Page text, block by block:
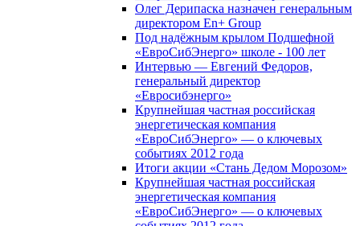
Олег Дерипаска назначен генеральным
директором En+ Group
Под надёжным крылом Подшефной
«ЕвроСибЭнерго» школе - 100 лет
Интервью — Евгений Федоров,
генеральный директор
«Евросибэнерго»
Крупнейшая частная российская
энергетическая компания
«ЕвроСибЭнерго» — о ключевых
событиях 2012 года
Итоги акции «Стань Дедом Морозом»
Крупнейшая частная российская
энергетическая компания
«ЕвроСибЭнерго» — о ключевых